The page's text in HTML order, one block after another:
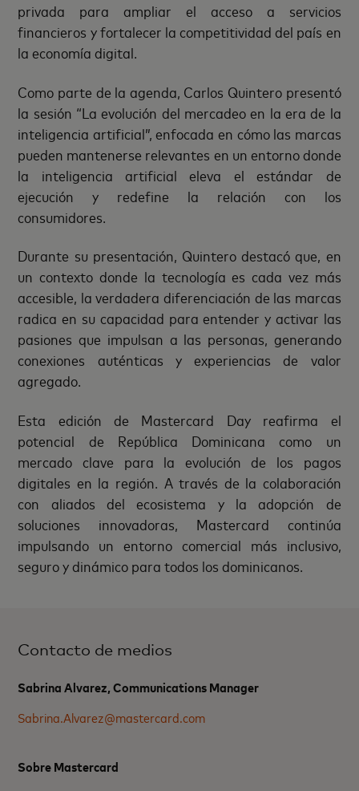
privada para ampliar el acceso a servicios
financieros y fortalecer la competitividad del país en
la economía digital.
Como parte de la agenda, Carlos Quintero presentó
la sesión “La evolución del mercadeo en la era de la
inteligencia artificial”, enfocada en cómo las marcas
pueden mantenerse relevantes en un entorno donde
la inteligencia artificial eleva el estándar de
ejecución y redefine la relación con los
consumidores.
Durante su presentación, Quintero destacó que, en
un contexto donde la tecnología es cada vez más
accesible, la verdadera diferenciación de las marcas
radica en su capacidad para entender y activar las
pasiones que impulsan a las personas, generando
conexiones auténticas y experiencias de valor
agregado.
Esta edición de Mastercard Day reafirma el
potencial de República Dominicana como un
mercado clave para la evolución de los pagos
digitales en la región. A través de la colaboración
con aliados del ecosistema y la adopción de
soluciones innovadoras, Mastercard continúa
impulsando un entorno comercial más inclusivo,
seguro y dinámico para todos los dominicanos.
Contacto de medios
Sabrina Alvarez, Communications Manager
Sabrina.Alvarez@mastercard.com
Sobre Mastercard